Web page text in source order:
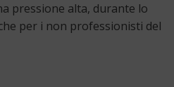
pressione alta, durante lo
per i non professionisti del